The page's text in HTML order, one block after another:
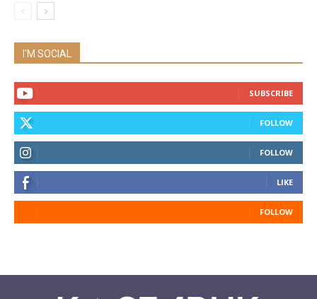
I'M SOCIAL
SUBSCRIBE
FOLLOW
FOLLOW
LIKE
FOLLOW